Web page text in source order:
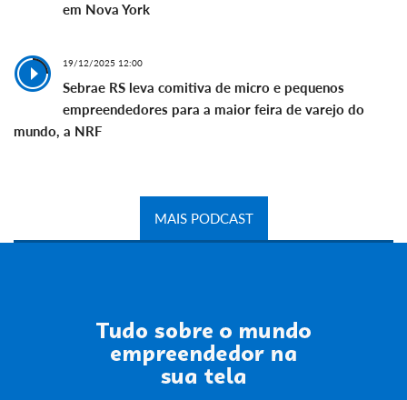
em Nova York
19/12/2025 12:00
Sebrae RS leva comitiva de micro e pequenos
empreendedores para a maior feira de varejo do
mundo, a NRF
MAIS PODCAST